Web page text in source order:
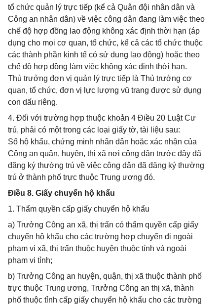
tổ chức quản lý trực tiếp (kể cả Quân đội nhân dân và
Công an nhân dân) về việc công dân đang làm việc theo
chế độ hợp đồng lao động không xác định thời hạn (áp
dụng cho mọi cơ quan, tổ chức, kể cả các tổ chức thuộc
các thành phần kinh tế có sử dụng lao động) hoặc theo
chế độ hợp đồng làm việc không xác định thời hạn.
Thủ trưởng đơn vị quản lý trực tiếp là Thủ trưởng cơ
quan, tổ chức, đơn vị lực lượng vũ trang được sử dụng
con dấu riêng.
4. Đối với trường hợp thuộc khoản 4 Điều 20 Luật Cư
trú, phải có một trong các loại giấy tờ, tài liệu sau:
Sổ hộ khẩu, chứng minh nhân dân hoặc xác nhận của
Công an quận, huyện, thị xã nơi công dân trước đây đã
đăng ký thường trú về việc công dân đã đăng ký thường
trú ở thành phố trực thuộc Trung ương đó.
Điều 8. Giấy chuyển hộ khẩu
1. Thẩm quyền cấp giấy chuyển hộ khẩu
a) Trưởng Công an xã, thị trấn có thẩm quyền cấp giấy
chuyển hộ khẩu cho các trường hợp chuyển đi ngoài
phạm vi xã, thị trấn thuộc huyện thuộc tỉnh và ngoài
phạm vi tỉnh;
b) Trưởng Công an huyện, quận, thị xã thuộc thành phố
trực thuộc Trung ương, Trưởng Công an thị xã, thành
phố thuộc tỉnh cấp giấy chuyển hộ khẩu cho các trường